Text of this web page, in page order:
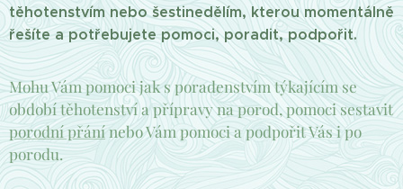
těhotenstvím nebo šestinedělím, kterou momentálně
řešíte a potřebujete pomoci, poradit, podpořit.
Mohu Vám pomoci jak s poradenstvím týkajícím se
období těhotenství a přípravy na porod, pomoci sestavit
porodní přánínebo Vám pomoci a podpořit Vás i po
porodu.